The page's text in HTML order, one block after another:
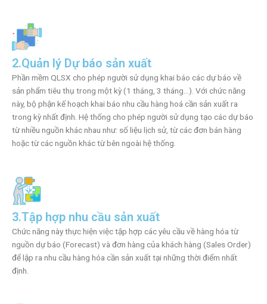
2.Quản lý Dự báo sản xuất
Phần mềm QLSX cho phép người sử dụng khai báo các dự báo về
sản phẩm tiêu thụ trong một kỳ (1 tháng, 3 tháng…). Với chức năng
này, bộ phận kế hoạch khai báo nhu cầu hàng hoá cần sản xuất ra
trong kỳ nhất định. Hệ thống cho phép người sử dụng tạo các dự báo
từ nhiều nguồn khác nhau như: số liệu lịch sử, từ các đơn bán hàng
hoặc từ các nguồn khác từ bên ngoài hệ thống.
3.Tập hợp nhu cầu sản xuất
Chức năng này thực hiện việc tập hợp các yêu cầu về hàng hóa từ
nguồn dự báo (Forecast) và đơn hàng của khách hàng (Sales Order)
để lập ra nhu cầu hàng hóa cần sản xuất tại những thời điểm nhất
định.